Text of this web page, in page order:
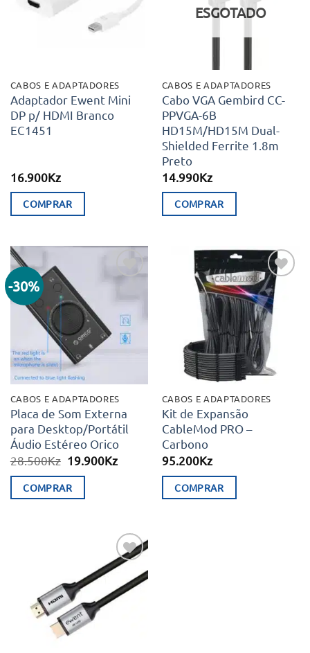
CABOS E ADAPTADORES
Adaptador Ewent Mini
DP p/ HDMI Branco
EC1451
16.900Kz
COMPRAR
ESGOTADO
CABOS E ADAPTADORES
Cabo VGA Gembird CC-
PPVGA-6B
HD15M/HD15M Dual-
Shielded Ferrite 1.8m
Preto
14.990Kz
COMPRAR
-30%
aos meus
desejos
CABOS E ADAPTADORES
Placa de Som Externa
para Desktop/Portátil
Áudio Estéreo Orico
28.500Kz O
original
era:
19.900KzO
COMPRAR
Adicionar
aos meus
desejos
CABOS E ADAPTADORES
Kit de Expansão
CableMod PRO –
Carbono
95.200Kz
COMPRAR
Adicionar
aos meus
desejos